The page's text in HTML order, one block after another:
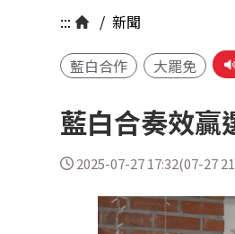
::: / 新聞
藍白合作 大罷免
藍白合奏效贏
2025-07-27 17:32(07-27